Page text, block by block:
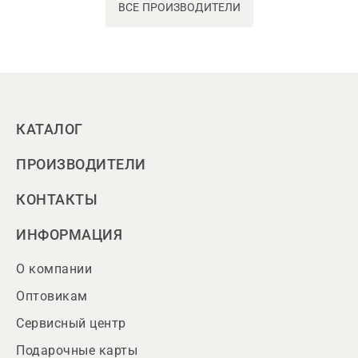
ВСЕ ПРОИЗВОДИТЕЛИ
КАТАЛОГ
ПРОИЗВОДИТЕЛИ
КОНТАКТЫ
ИНФОРМАЦИЯ
О компании
Оптовикам
Сервисный центр
Подарочные карты